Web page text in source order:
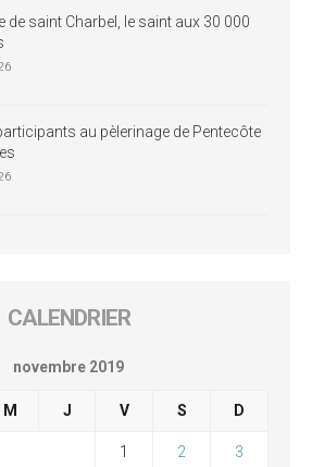
de saint Charbel, le saint aux 30 000
au pèlerinage de Pentecôte
CALENDRIER
novembre 2019
M J V S D
1 2 3